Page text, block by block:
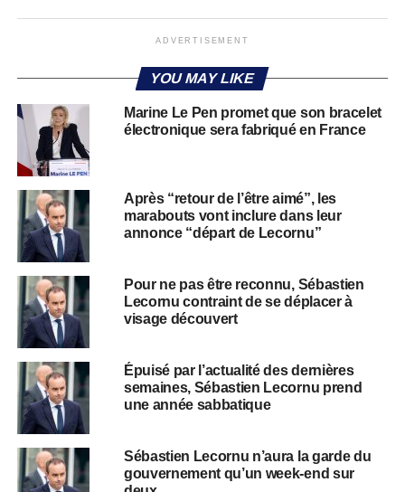
ADVERTISEMENT
YOU MAY LIKE
Marine Le Pen promet que son bracelet
électronique sera fabriqué en France
Après “retour de l’être aimé”, les
marabouts vont inclure dans leur
annonce “départ de Lecornu”
Pour ne pas être reconnu, Sébastien
Lecornu contraint de se déplacer à
visage découvert
Épuisé par l’actualité des dernières
semaines, Sébastien Lecornu prend
une année sabbatique
Sébastien Lecornu n’aura la garde du
gouvernement qu’un week-end sur